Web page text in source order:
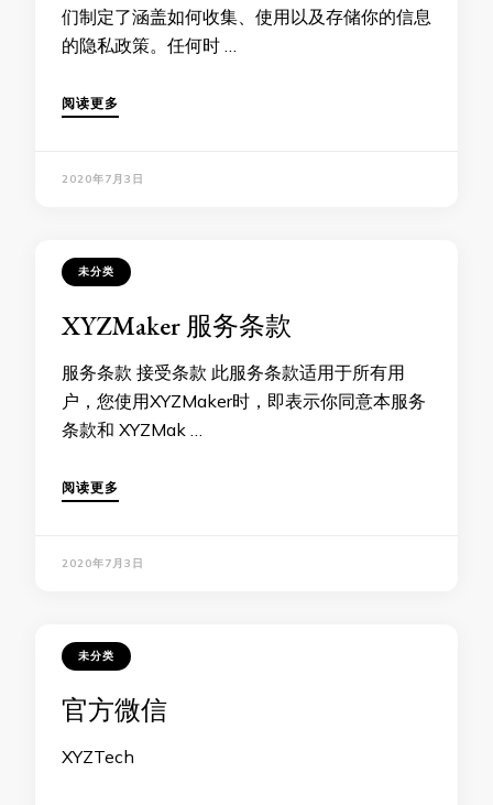
们制定了涵盖如何收集、使用以及存储你的信息
的隐私政策。任何时 …
阅读更多
2020年7月3日
未分类
XYZMaker 服务条款
服务条款 接受条款 此服务条款适用于所有用
户，您使用XYZMaker时，即表示你同意本服务
条款和 XYZMak …
阅读更多
2020年7月3日
未分类
官方微信
XYZTech